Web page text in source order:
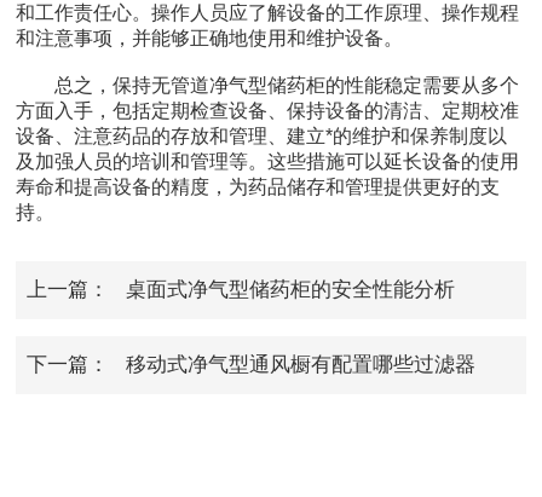
和工作责任心。操作人员应了解设备的工作原理、操作规程
和注意事项，并能够正确地使用和维护设备。
总之，保持无管道净气型储药柜的性能稳定需要从多个
方面入手，包括定期检查设备、保持设备的清洁、定期校准
设备、注意药品的存放和管理、建立*的维护和保养制度以
及加强人员的培训和管理等。这些措施可以延长设备的使用
寿命和提高设备的精度，为药品储存和管理提供更好的支
持。
上一篇： 桌面式净气型储药柜的安全性能分析
下一篇： 移动式净气型通风橱有配置哪些过滤器